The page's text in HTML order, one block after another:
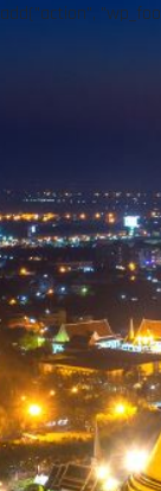
add("action",